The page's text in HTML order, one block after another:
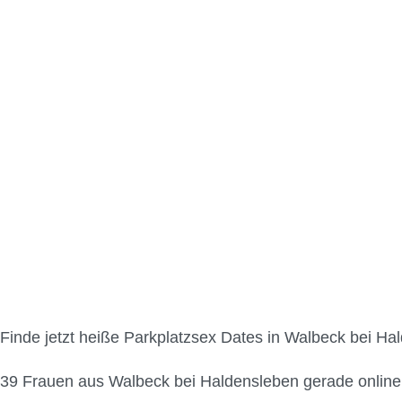
Finde jetzt heiße Parkplatzsex Dates in Walbeck bei
39 Frauen aus Walbeck bei Haldensleben gerade online